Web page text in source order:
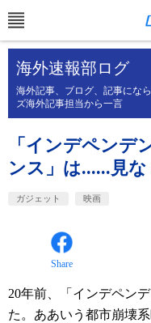
海外速報部ログ
海外記事、ブログ、記事にな
ズ海外記事担当から一言
「インデペンデ
ンス」は......見
ガジェット 映画
Share
20年前、「インデペン
た。ああいう都市崩壊